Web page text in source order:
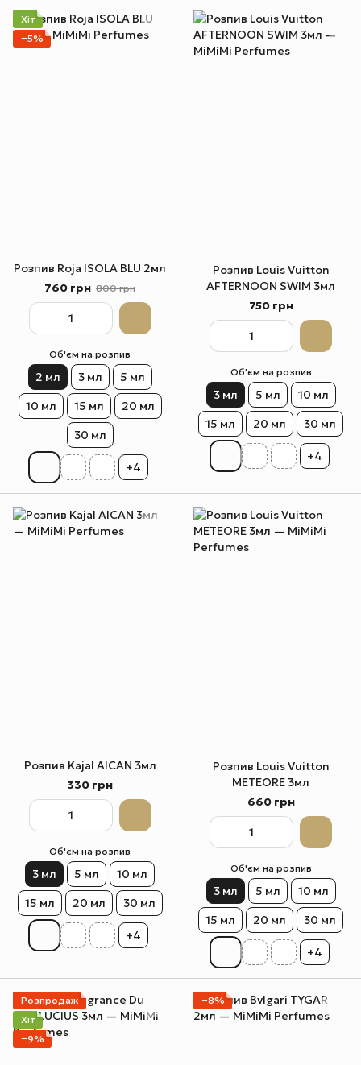
Хіт
−5%
Розпив Roja ISOLA BLU 2мл
760 грн 800 грн
Об'єм на розпив
2 мл 3 мл
5 мл
10 мл
15 мл
20 мл
30 мл
+4
Розпив Louis Vuitton
AFTERNOON SWIM 3мл
750 грн
Об'єм на розпив
3 мл 5 мл
10 мл
15 мл
20 мл 30 мл
+4
Розпив Kajal AICAN 3мл
330 грн
Об'єм на розпив
3 мл 5 мл
10 мл
15 мл
20 мл 30 мл
+4
Розпив Louis Vuitton
METEORE 3мл
660 грн
Об'єм на розпив
3 мл 5 мл
10 мл
15 мл
20 мл 30 мл
+4
Розпродаж
Хіт
−9%
−8%